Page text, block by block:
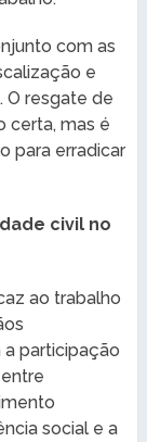
com as
e
O resgate de
certa, mas é
para erradicar
civil no
ao trabalho
participação
social e a